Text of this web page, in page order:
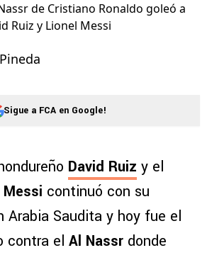
de Cristiano Ronaldo goleó a
Ruiz y Lionel Messi
Sigue a FCA en Google!
David Ruiz y el
continuó con su
Arabia Saudita y hoy fue el
contra el Al Nassr donde